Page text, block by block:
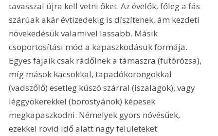
tavasszal újra kell vetni őket. Az évelők, főleg a fás
szárúak akár évtizedekig is díszítenek, ám kezdeti
növekedésük valamivel lassabb. Másik
csoportosítási mód a kapaszkodásuk formája.
Egyes fajaik csak rádőlnek a támaszra (futórózsa),
míg mások kacsokkal, tapadókorongokkal
(vadszőlő) esetleg kúszó szárral (iszalagok), vagy
léggyökerekkel (borostyánok) képesek
megkapaszkodni. Némelyek gyors növésűek,
ezekkel rövid idő alatt nagy felületeket